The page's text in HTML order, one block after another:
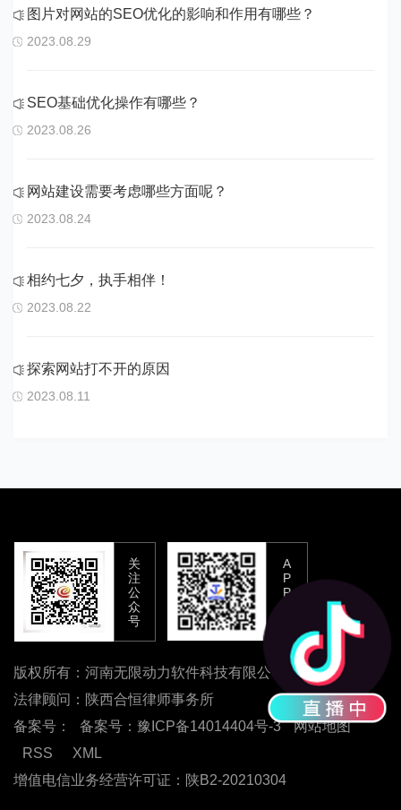
图片对网站的SEO优化的影响和作用有哪些？
2023.08.29
SEO基础优化操作有哪些？
2023.08.26
网站建设需要考虑哪些方面呢？
2023.08.24
相约七夕，执手相伴！
2023.08.22
探索网站打不开的原因
2023.08.11
关
注
公
众
号
A
P
P
版权所有：河南无限动力软件科技有限公司
法律顾问：陕西合恒律师事务所
备案号：
备案号：豫ICP备14014404号-3
网站地图
RSS
XML
增值电信业务经营许可证：陕B2-20210304